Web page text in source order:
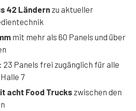
42 Ländern zu aktueller
mit mehr als 60 Panels und über
: 23 Panels frei zugänglich für alle
7
acht Food Trucks zwischen den